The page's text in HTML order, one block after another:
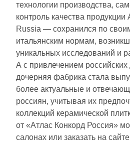
Altacera
Alma Ceramica
Delacora
New Trend
Страна
технологии производства,
контроль качества
Russia — сохранился по
итальянским нормам,
уникальных исследований и
А с привлечением российских
дочерняя фабрика стала
более актуальные и
россиян, учитывая их
коллекций керамической
от «Атлас Конкорд Россия»
салонах или заказать на